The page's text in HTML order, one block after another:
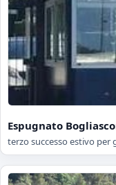
Espugnato
terzo successo estivo per